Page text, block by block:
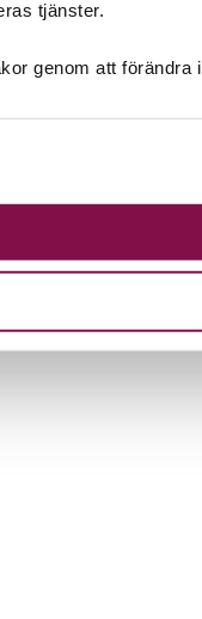
tjänster.
genom att